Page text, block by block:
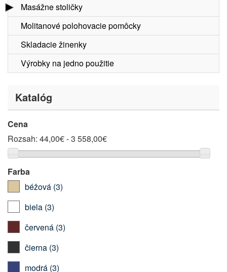
Masážne stoličky
Molitanové polohovacie pomôcky
Skladacie žinenky
Výrobky na jedno použitie
Katalóg
Cena
Rozsah: 44,00€ - 3 558,00€
Farba
béžová (3)
biela (3)
červená (3)
čierna (3)
modrá (3)